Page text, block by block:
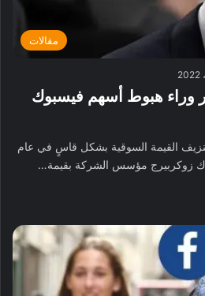
مقالات
وراء هبوط أسهم فيسبوك
القيمة السوقية بشكل قاسٍ في عام